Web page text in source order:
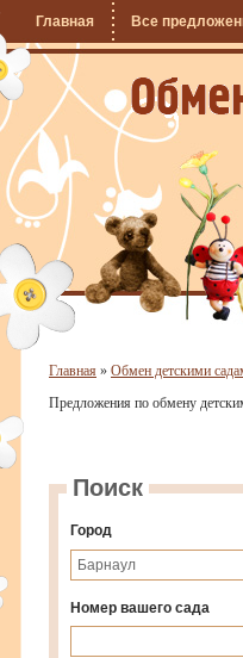
Главная Все
Главная » Обмен детскими
Предложения по обмену
Поиск
Город
Номер вашего сада